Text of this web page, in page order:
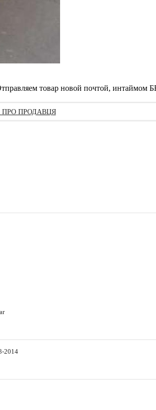
Отправляем товар новой почтой,
ПРО ПРОДАВЦЯ
2014